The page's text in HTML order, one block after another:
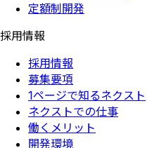
定額制開発
採用情報
採用情報
募集要項
1ページで知るネクスト
ネクストでの仕事
働くメリット
開発環境